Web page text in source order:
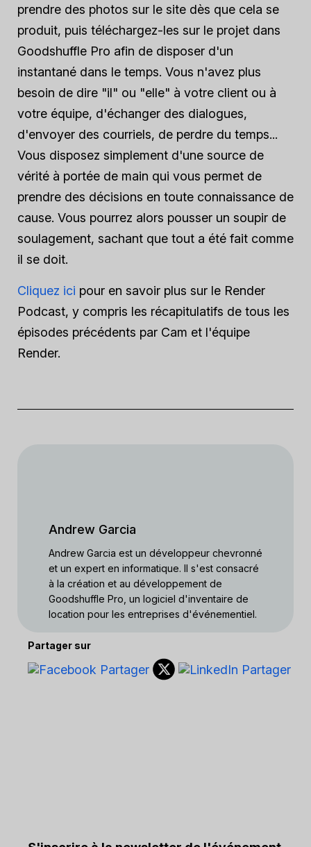
prendre des photos sur le site dès que cela se
produit, puis téléchargez-les sur le projet dans
Goodshuffle Pro afin de disposer d'un
instantané dans le temps. Vous n'avez plus
besoin de dire "il" ou "elle" à votre client ou à
votre équipe, d'échanger des dialogues,
d'envoyer des courriels, de perdre du temps...
Vous disposez simplement d'une source de
vérité à portée de main qui vous permet de
prendre des décisions en toute connaissance de
cause. Vous pourrez alors pousser un soupir de
soulagement, sachant que tout a été fait comme
il se doit.
Cliquez ici pour en savoir plus sur le Render
Podcast, y compris les récapitulatifs de tous les
épisodes précédents par Cam et l'équipe
Render.
Andrew Garcia
Andrew Garcia est un développeur chevronné
et un expert en informatique. Il s'est consacré
à la création et au développement de
Goodshuffle Pro, un logiciel d'inventaire de
location pour les entreprises d'événementiel.
Partager sur